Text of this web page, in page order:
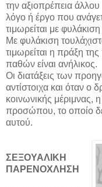
την αξιοπρέπεια άλλου
λόγο ή έργο που
τιμωρείται με
Με φυλάκιση
τιμωρείται η πράξη
παθών είναι ανήλικος.
Οι διατάξεις των
αντίστοιχα και όταν ο
κοινωνικής μέριμνας,
προσώπου, το οποίο
αυτού.
ΣΕΞΟΥΑΛΙΚΗ
ΠΑΡΕΝΟΧΛΗΣΗ